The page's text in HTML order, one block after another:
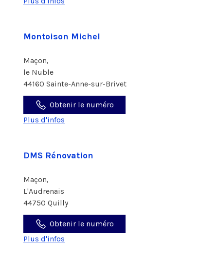
Montoison Michel
Maçon,
le Nuble
44160 Sainte-Anne-sur-Brivet
Obtenir le numéro
Plus d'infos
DMS Rénovation
Maçon,
L'Audrenais
44750 Quilly
Obtenir le numéro
Plus d'infos